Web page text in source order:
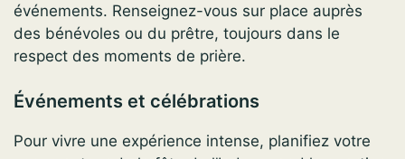
événements. Renseignez-vous sur place auprès
des bénévoles ou du prêtre, toujours dans le
respect des moments de prière.
Événements et célébrations
Pour vivre une expérience intense, planifiez votre